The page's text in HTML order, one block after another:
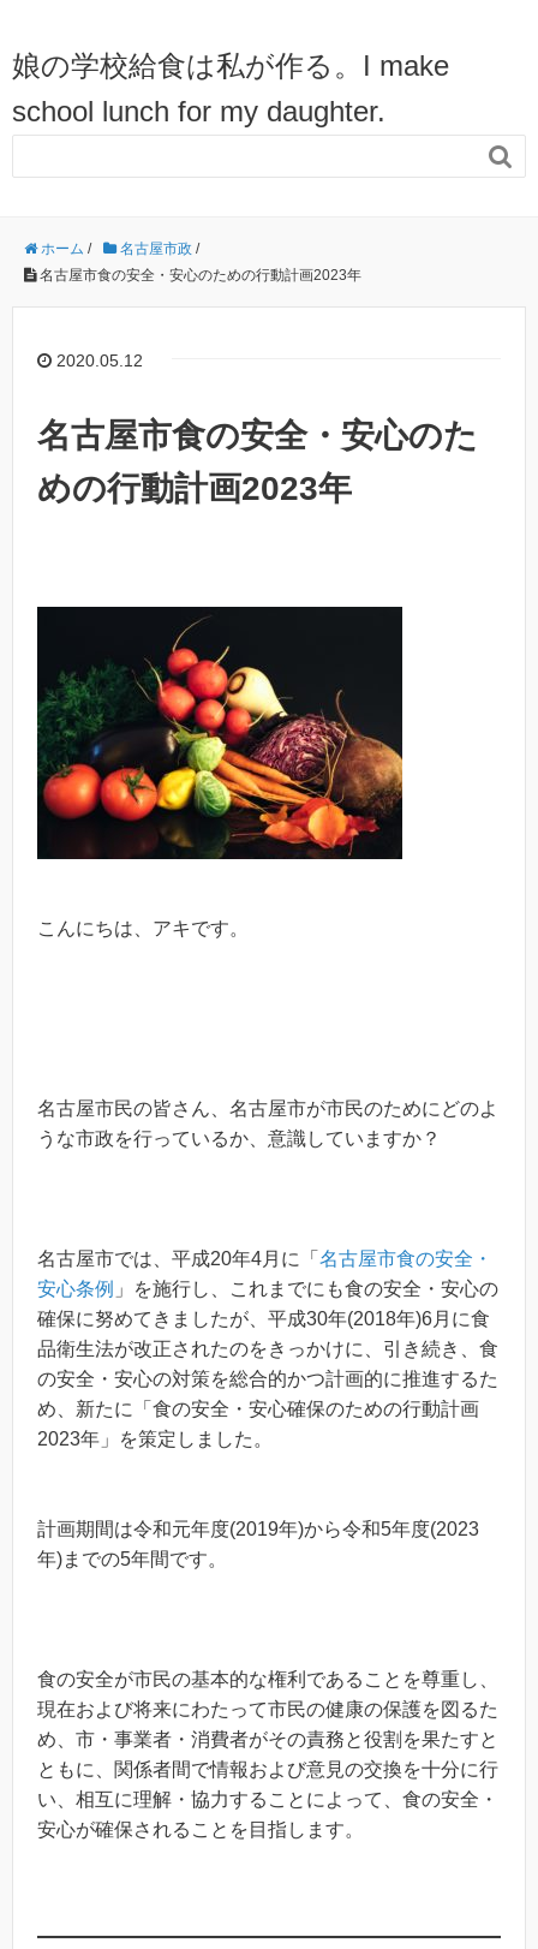
娘の学校給食は私が作る。I make
school lunch for my daughter.

ホーム / 名古屋市政 /
名古屋市食の安全・安心のための行動計画2023年
2020.05.12
名古屋市食の安全・安心のた
めの行動計画2023年
こんにちは、アキです。
名古屋市民の皆さん、名古屋市が市民のためにどのよ
うな市政を行っているか、意識していますか？
名古屋市では、平成20年4月に「 名古屋市食の安全・
安心条例 」を施行し、これまでにも食の安全・安心の
確保に努めてきましたが、平成30年(2018年)6月に食
品衛生法が改正されたのをきっかけに、引き続き、食
の安全・安心の対策を総合的かつ計画的に推進するた
め、新たに「食の安全・安心確保のための行動計画
2023年」を策定しました。
計画期間は令和元年度(2019年)から令和5年度(2023
年)までの5年間です。
食の安全が市民の基本的な権利であることを尊重し、
現在および将来にわたって市民の健康の保護を図るた
め、市・事業者・消費者がその責務と役割を果たすと
ともに、関係者間で情報および意見の交換を十分に行
い、相互に理解・協力することによって、食の安全・
安心が確保されることを目指します。